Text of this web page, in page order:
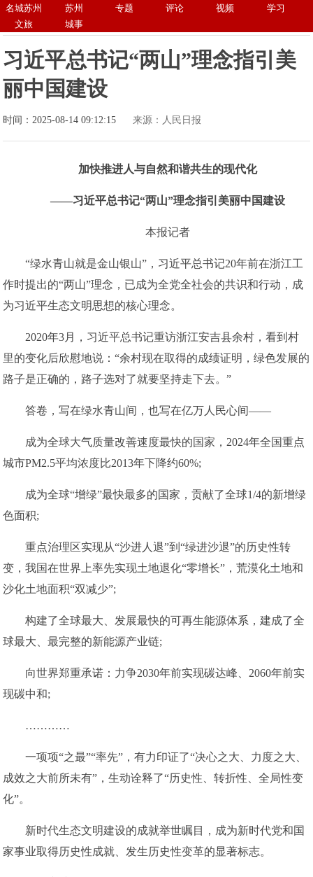
名城苏州 苏州 专题 评论 视频
学习
文旅
城事
习近平总书记“两山”理念指引美
丽中国建设
时间：2025-08-14 09:12:15 来源：人民日报
加快推进人与自然和谐共生的现代化
——习近平总书记“两山”理念指引美丽中国建设
本报记者
“绿水青山就是金山银山”，习近平总书记20年前在浙江工
作时提出的“两山”理念，已成为全党全社会的共识和行动，成
为习近平生态文明思想的核心理念。
2020年3月，习近平总书记重访浙江安吉县余村，看到村
里的变化后欣慰地说：“余村现在取得的成绩证明，绿色发展的
路子是正确的，路子选对了就要坚持走下去。”
答卷，写在绿水青山间，也写在亿万人民心间——
成为全球大气质量改善速度最快的国家，2024年全国重点
城市PM2.5平均浓度比2013年下降约60%;
成为全球“增绿”最快最多的国家，贡献了全球1/4的新增绿
色面积;
重点治理区实现从“沙进人退”到“绿进沙退”的历史性转
变，我国在世界上率先实现土地退化“零增长”，荒漠化土地和
沙化土地面积“双减少”;
构建了全球最大、发展最快的可再生能源体系，建成了全
球最大、最完整的新能源产业链;
向世界郑重承诺：力争2030年前实现碳达峰、2060年前实
现碳中和;
…………
一项项“之最”“率先”，有力印证了“决心之大、力度之大、
成效之大前所未有”，生动诠释了“历史性、转折性、全局性变
化”。
新时代生态文明建设的成就举世瞩目，成为新时代党和国
家事业取得历史性成就、发生历史性变革的显著标志。